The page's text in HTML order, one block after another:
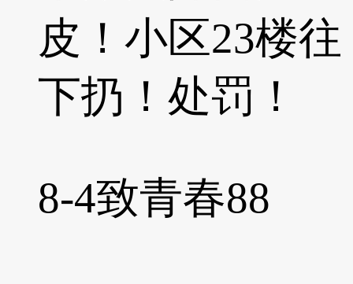
皮！小区23楼往
下扔！处罚！
8-4致青春88